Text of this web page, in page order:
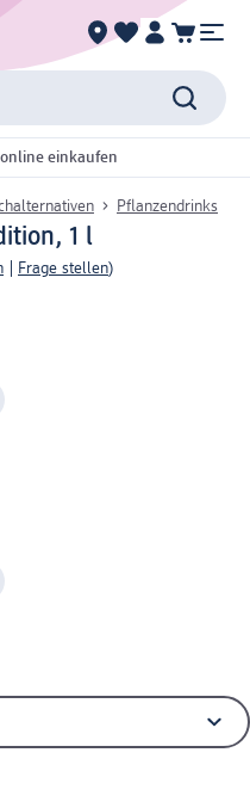
online einkaufen
Pflanzendrinks
1 l
Frage stellen)